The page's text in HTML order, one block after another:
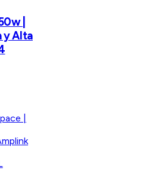
|
y Alta